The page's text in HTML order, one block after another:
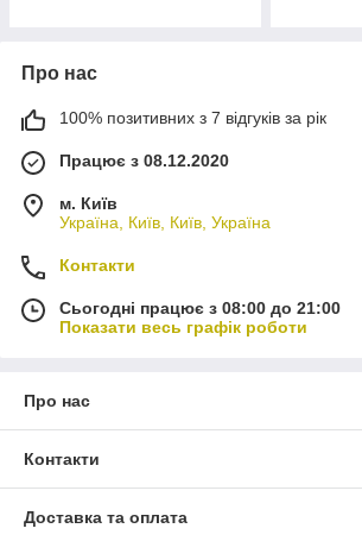
Про нас
100% позитивних з 7 відгуків за рік
Працює з 08.12.2020
м. Київ
Україна, Київ, Київ, Україна
Контакти
Сьогодні працює з 08:00 до 21:00
Показати весь графік роботи
Про нас
Контакти
Доставка та оплата